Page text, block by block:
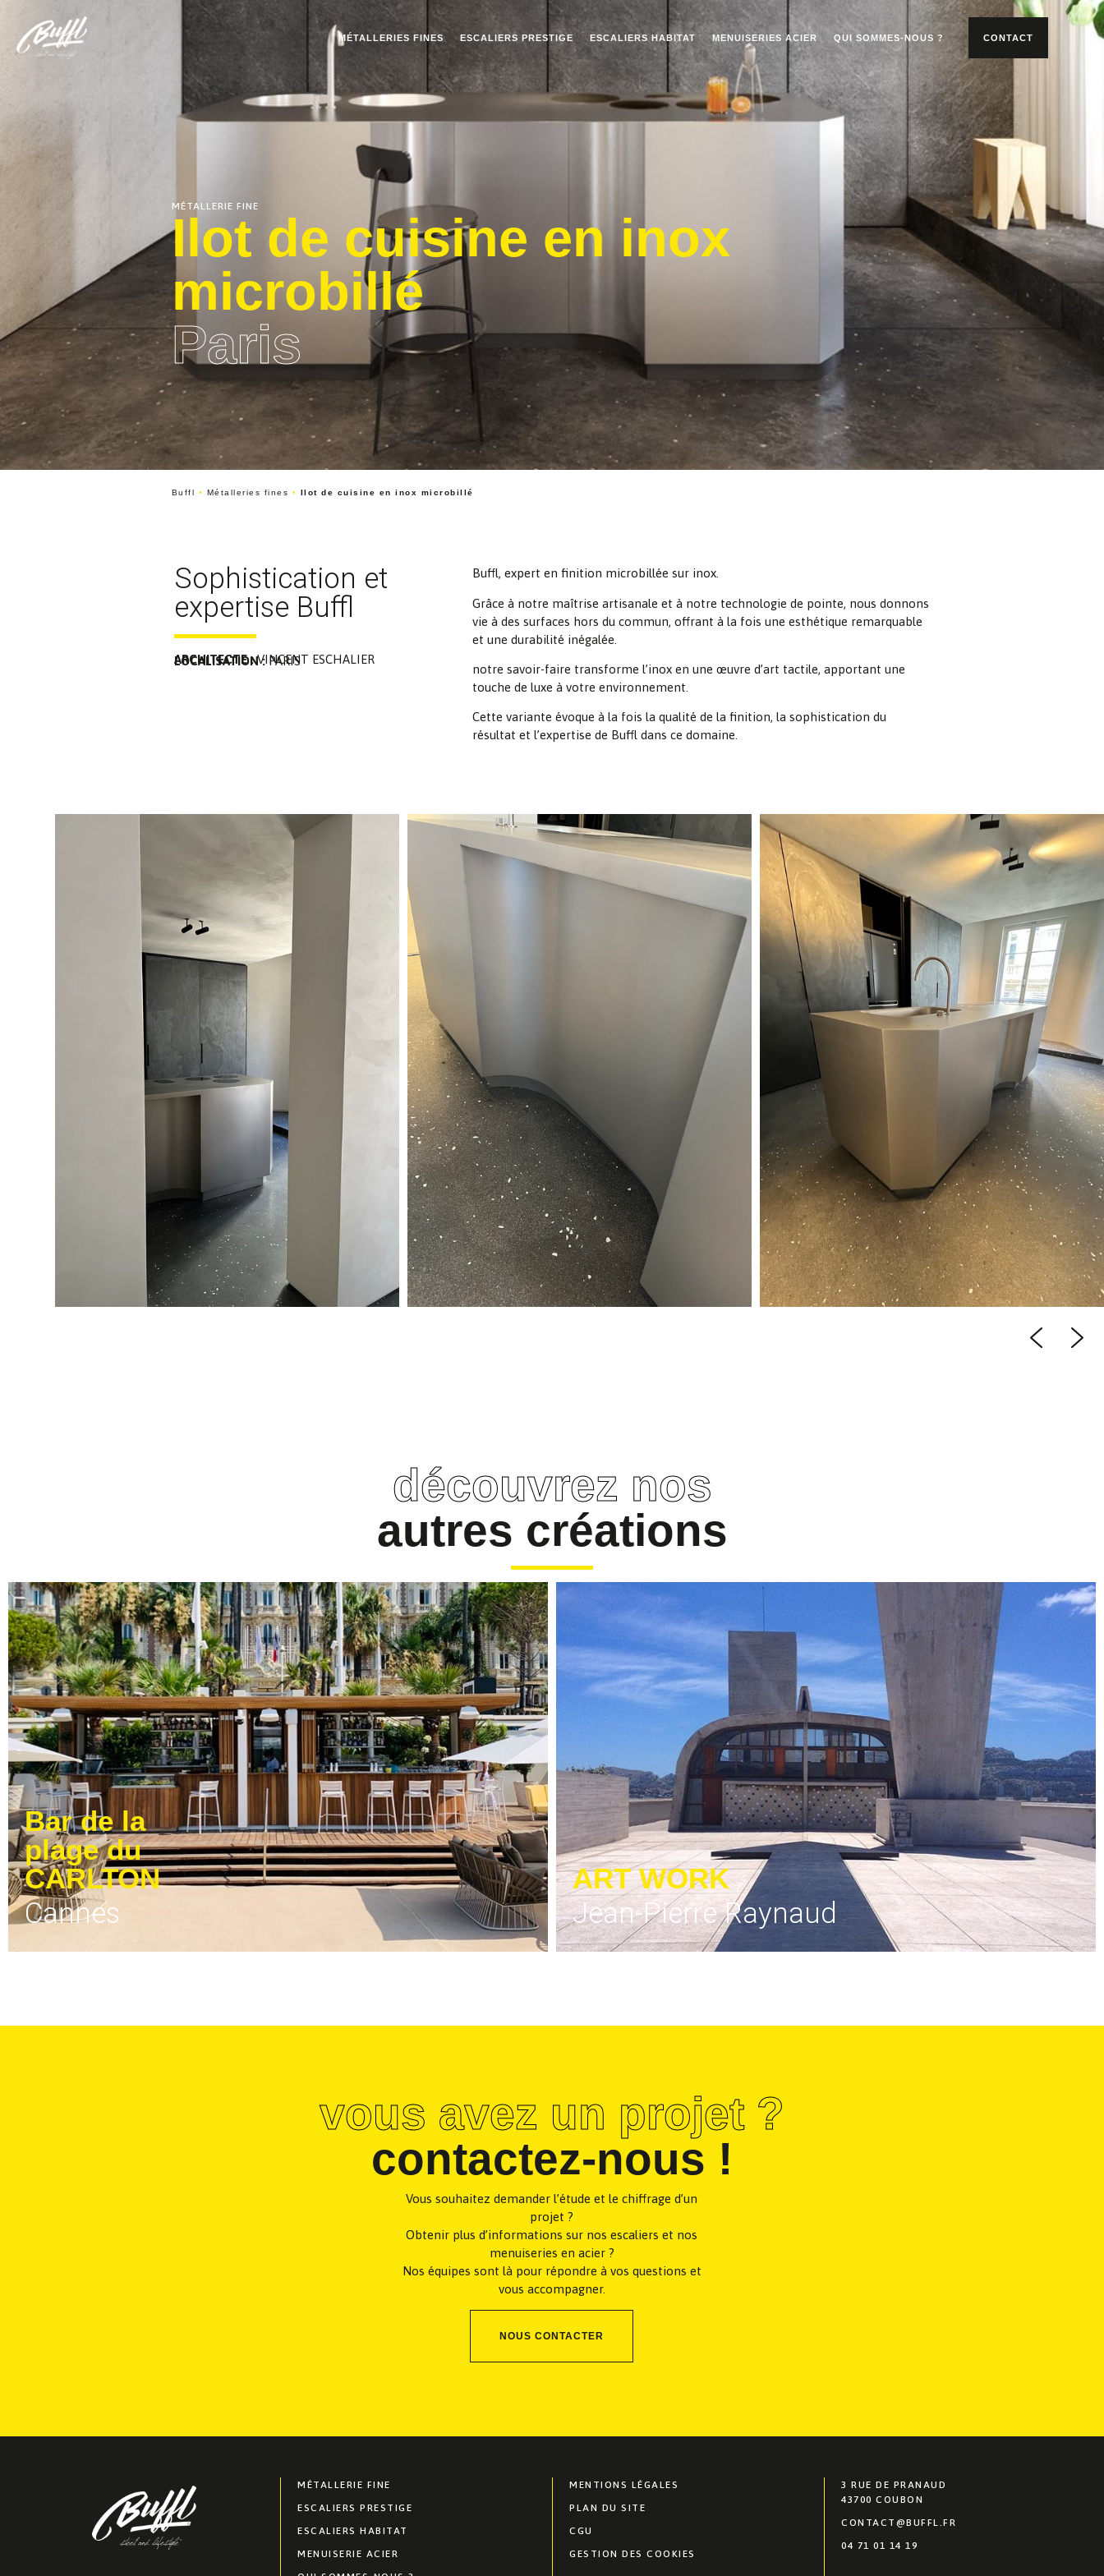
MÉTALLERIES FINES ESCALIERS PRESTIGE ESCALIERS HABITAT MENUISERIES ACIER QUI SOMMES-NOUS ? CONTACT
MÉTALLERIE FINE
Ilot de cuisine en inox
microbillé
Paris
Buffl • Métalleries fines • Ilot de cuisine en inox microbillé
Sophistication et
expertise Buffl
ARCHITECTE :VINCENT ESCHALIER
LOCALISATION :PARIS
Buffl, expert en finition microbillée sur inox.
Grâce à notre maîtrise artisanale et à notre technologie de pointe, nous donnons
vie à des surfaces hors du commun, offrant à la fois une esthétique remarquable
et une durabilité inégalée.
notre savoir-faire transforme l’inox en une œuvre d’art tactile, apportant une
touche de luxe à votre environnement.
Cette variante évoque à la fois la qualité de la finition, la sophistication du
résultat et l’expertise de Buffl dans ce domaine.
découvrez nos
autres créations
Bar de la
plage du
CARLTON
Cannes
ART WORK
Jean-Pierre Raynaud
vous avez un projet ?
contactez-nous !
Vous souhaitez demander l’étude et le chiffrage d’un
projet ?
Obtenir plus d’informations sur nos escaliers et nos
menuiseries en acier ?
Nos équipes sont là pour répondre à vos questions et
vous accompagner.
NOUS CONTACTER
MÉTALLERIE FINE
ESCALIERS PRESTIGE
ESCALIERS HABITAT
MENUISERIE ACIER
MENTIONS LÉGALES
PLAN DU SITE
CGU
GESTION DES COOKIES
3 RUE DE PRANAUD
43700 COUBON
CONTACT@BUFFL.FR
04 71 01 14 19